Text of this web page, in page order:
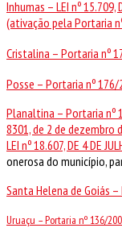
Inhumas – LEI nº 15.709,
(ativação pela Portaria
Cristalina – Portaria nº
Posse – Portaria nº
Planaltina – Portaria nº
8301, de 2 de dezembro
LEI nº 18.607, DE 4 DE
onerosa do município,
Santa Helena de Goiás
Uruaçu – Portaria nº 136/